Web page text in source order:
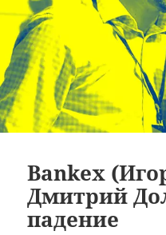
Bankex
Дмитрий
падение